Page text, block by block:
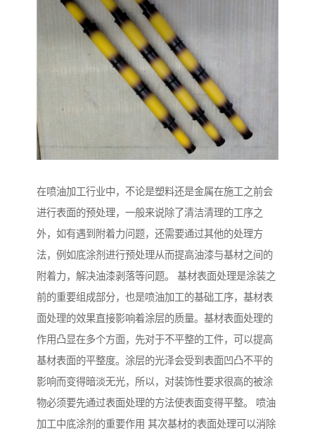
在喷油加工行业中，不论是塑料还是金属在施工之前会
进行表面的预处理，一般来说除了清洁清理的工序之
外，如有遇到附着力问题，还需要通过其他的处理方
法，例如底涂剂进行预处理从而提高油漆与基材之间的
附着力，解决油漆剥落等问题。 基材表面处理是涂装之
前的重要组成部分，也是喷油加工的基础工序，基材表
面处理的效果直接影响着涂层的质量。基材表面处理的
作用凸显在多个方面，先对于不平整的工件，可以提高
基材表面的平整度。涂层的光泽会受到表面凹凸不平的
影响而变得暗淡无光，所以，对装饰性要求很高的被涂
物必须要先通过表面处理的方法使表面变得平整。 喷油
加工中底涂剂的重要作用 其次基材的表面处理可以消除